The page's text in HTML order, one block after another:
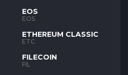
EOS
EOS
ETHEREUM CLASSIC
ETC
FILECOIN
FIL